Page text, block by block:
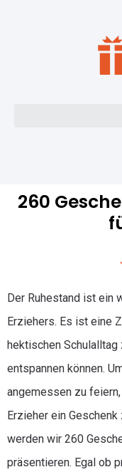
260
Der Ruhestand ist ein
Erziehers. Es ist eine
hektischen
entspannen können.
angemessen zu
Erzieher ein
werden wir 260
präsentieren. Egal ob